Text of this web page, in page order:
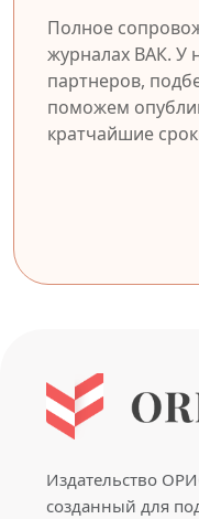
Полное
журналах ВАК. У
партнеров,
поможем
кратчайшие
Издательство
созданный для